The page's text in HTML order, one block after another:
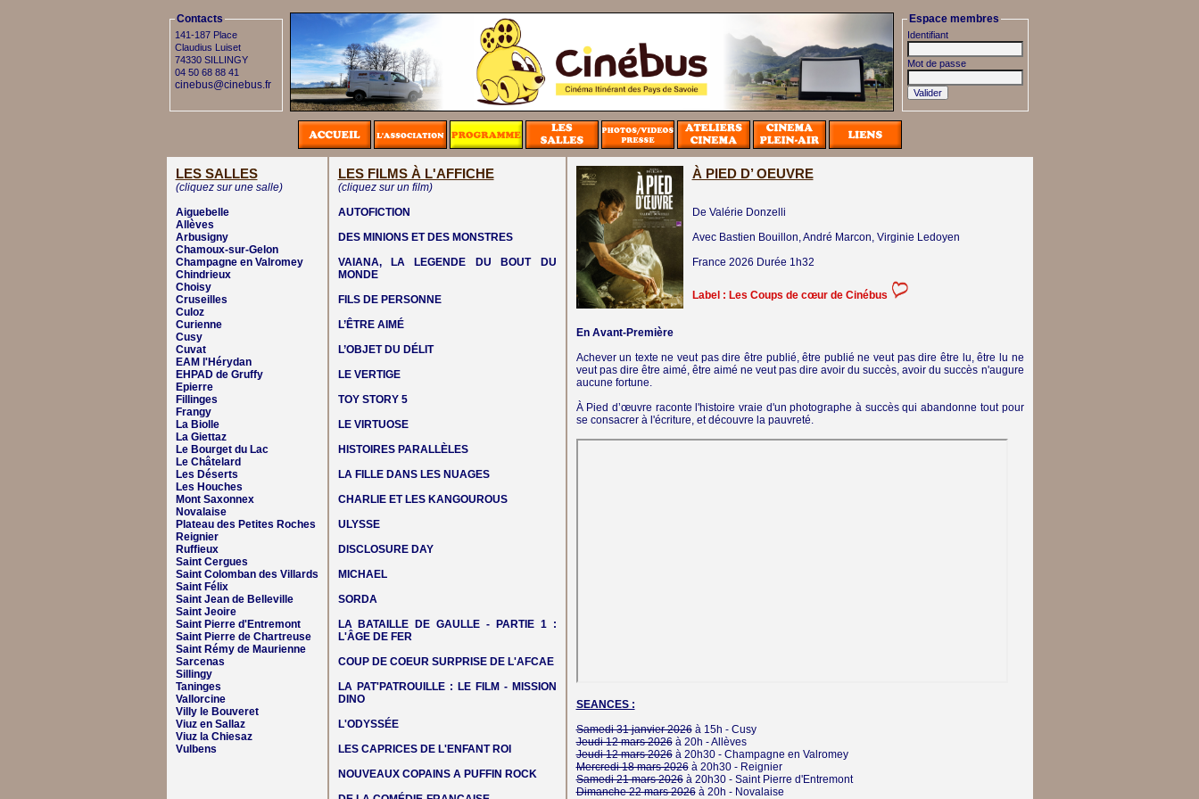
Contacts
141-187 Place
Claudius Luiset
74330 SILLINGY
04 50 68 88 41
cinebus@cinebus.fr
Espace membres
Identifiant
Mot de passe
LES SALLES
(cliquez sur une salle)
Aiguebelle
Allèves
Arbusigny
Chamoux-sur-Gelon
Champagne en Valromey
Chindrieux
Choisy
Cruseilles
Culoz
Curienne
Cusy
Cuvat
EAM l'Hérydan
EHPAD de Gruffy
Epierre
Fillinges
Frangy
La Biolle
La Giettaz
Le Bourget du Lac
Le Châtelard
Les Déserts
Les Houches
Mont Saxonnex
Novalaise
Plateau des Petites Roches
Reignier
Ruffieux
Saint Cergues
Saint Colomban des Villards
Saint Félix
Saint Jean de Belleville
Saint Jeoire
Saint Pierre d'Entremont
Saint Pierre de Chartreuse
Saint Rémy de Maurienne
Sarcenas
Sillingy
Taninges
Vallorcine
Villy le Bouveret
Viuz en Sallaz
Viuz la Chiesaz
Vulbens
LES FILMS À L'AFFICHE
(cliquez sur un film)
AUTOFICTION
DES MINIONS ET DES MONSTRES
VAIANA, LA LEGENDE DU BOUT DU
MONDE
FILS DE PERSONNE
L’ÊTRE AIMÉ
L’OBJET DU DÉLIT
LE VERTIGE
TOY STORY 5
LE VIRTUOSE
HISTOIRES PARALLÈLES
LA FILLE DANS LES NUAGES
CHARLIE ET LES KANGOUROUS
ULYSSE
DISCLOSURE DAY
MICHAEL
SORDA
LA BATAILLE DE GAULLE - PARTIE 1 :
L'ÂGE DE FER
COUP DE COEUR SURPRISE DE L'AFCAE
LA PAT'PATROUILLE : LE FILM - MISSION
DINO
L'ODYSSÉE
LES CAPRICES DE L'ENFANT ROI
NOUVEAUX COPAINS A PUFFIN ROCK
À PIED D’ OEUVRE
De Valérie Donzelli
Avec Bastien Bouillon, André Marcon, Virginie Ledoyen
France 2026 Durée 1h32
Label : Les Coups de cœur de Cinébus
En Avant-Première
Achever un texte ne veut pas dire être publié, être publié ne veut pas dire être lu, être lu ne
veut pas dire être aimé, être aimé ne veut pas dire avoir du succès, avoir du succès n'augure
aucune fortune.
À Pied d’œuvre raconte l'histoire vraie d'un photographe à succès qui abandonne tout pour
se consacrer à l'écriture, et découvre la pauvreté.
SEANCES :
Samedi 31 janvier 2026à 15h - Cusy
Jeudi 12 mars 2026à 20h -Allèves
Jeudi 12 mars 2026à 20h30 - Champagne en Valromey
Mercredi 18 mars 2026à 20h30 - Reignier
Samedi 21 mars 2026à 20h30 - Saint Pierre d'Entremont
Dimanche 22 mars 2026à 20h - Novalaise